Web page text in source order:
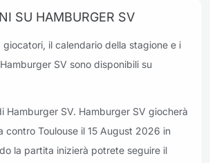
SU HAMBURGER SV
giocatori, il calendario della stagione e i
SV sono disponibili su
Hamburger SV. Hamburger SV giocherà
contro Toulouse il 15 August 2026 in
la partita inizierà potrete seguire il